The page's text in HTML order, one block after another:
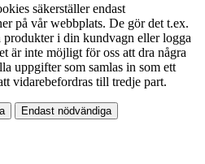
säkerställer endast
på vår webbplats. De gör det t.ex.
i din kundvagn eller logga
är inte möjligt för oss att dra några
uppgifter som samlas in som ett
vidarebefordras till tredje part.
Endast nödvändiga